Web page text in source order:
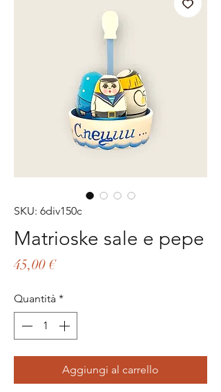
SKU: 6div150c
Matrioske sale e pepe
45,00 €Prezzo
Quantità *
Aggiungi al carrello